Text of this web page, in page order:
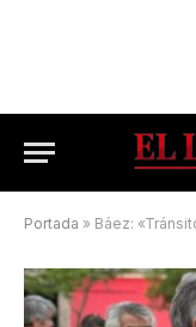
Portada » Báez: